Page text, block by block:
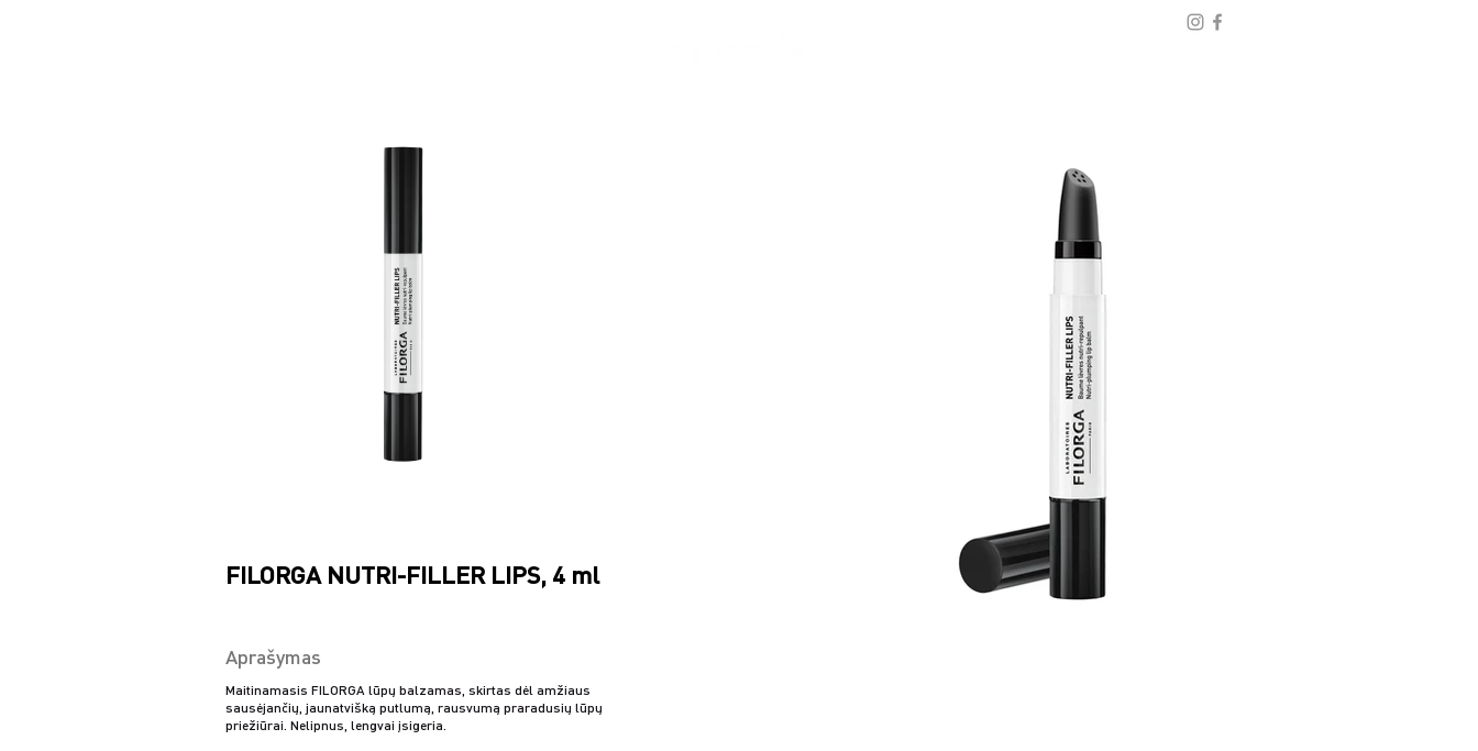
FILORGA NUTRI-FILLER LIPS, 4 ml
Aprašymas
Maitinamasis FILORGA lūpų balzamas, skirtas dėl amžiaus
sausėjančių, jaunatvišką putlumą, rausvumą praradusių lūpų
priežiūrai. Nelipnus, lengvai įsigeria.